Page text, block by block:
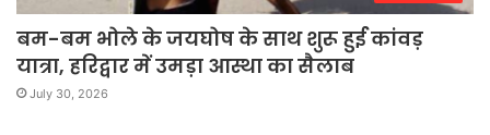
बम-बम भोले के जयघोष के साथ शुरू हुई कांवड़
यात्रा, हरिद्वार में उमड़ा आस्था का सैलाब
July 30, 2026